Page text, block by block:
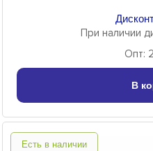
При наличии
Опт:
В
Есть в наличии